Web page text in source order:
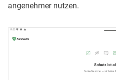
angenehmer nutzen.